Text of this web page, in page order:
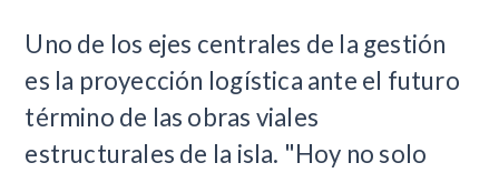
Uno de los ejes centrales de la gestión
es la proyección logística ante el futuro
término de las obras viales
estructurales de la isla. "Hoy no solo